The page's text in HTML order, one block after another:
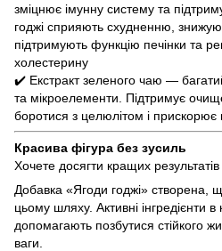
зміцнює імунну систему та
годжі сприяють схудненню,
підтримують функцію печінки та
холестерину
✔️ Екстракт зеленого чаю —
та мікроелементи. Підтримує
боротися з целюлітом і
Красива фігура без зусиль
Хочете досягти кращих
Добавка «Ягоди годжі» створена,
цьому шляху. Активні інгредієнти
допомагають позбутися стійкого
ваги.